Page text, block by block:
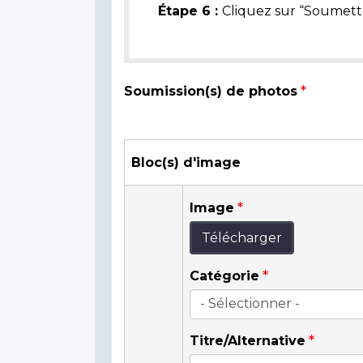
Étape 6 : Cliquez sur
Soumission(s) de photos
Bloc(s) d'image
Image
Télécharger
Catégorie
Titre/Alternative